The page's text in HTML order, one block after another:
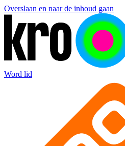
Overslaan en naar de inhoud gaan
Word lid